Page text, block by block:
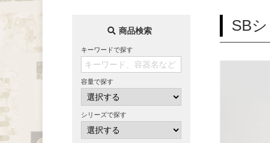
SB
商品検索
キーワードで探す
容量で探す
シリーズで探す